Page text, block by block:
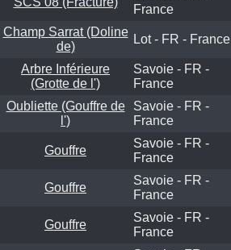
France
Champ Sarrat (Doline
de)
Lot - FR - France
Arbre Inférieure
(Grotte de l')
Savoie - FR -
France
Oubliette (Gouffre de
l')
Savoie - FR -
France
Gouffre
Savoie - FR -
France
Gouffre
Savoie - FR -
France
Gouffre
Savoie - FR -
France